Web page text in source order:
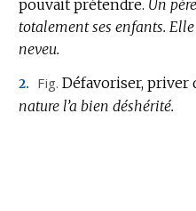
pouvait prétendre. Un
totalement ses enfants.
neveu.
2. Fig. Défavoriser, priver
nature l’a bien déshérité.